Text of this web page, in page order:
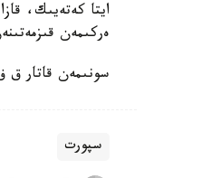
ايتا كەتەيىك،
ەركىمەن
سونىمەن قاتار ق
سپورت